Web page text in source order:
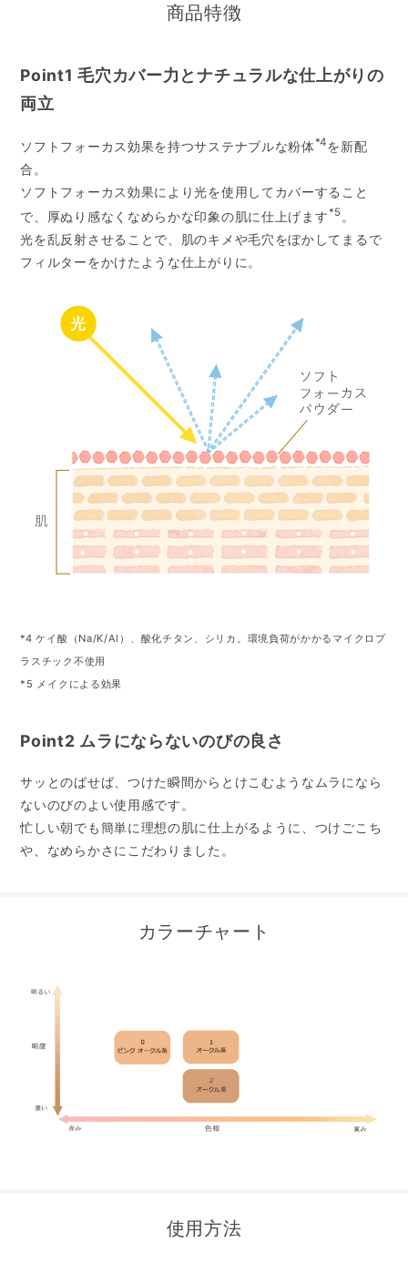
商品特徴
Point1 毛穴カバー力とナチュラルな仕上がりの
両立
ソフトフォーカス効果を持つサステナブルな粉体*4を新配
合。
ソフトフォーカス効果により光を使用してカバーすること
で、厚ぬり感なくなめらかな印象の肌に仕上げます *5 。
光を乱反射させることで、肌のキメや毛穴をぼかしてまるで
フィルターをかけたような仕上がりに。
*4 ケイ酸（Na/K/Al）、酸化チタン、シリカ。環境負荷がかかるマイクロプ
ラスチック不使用
*5 メイクによる効果
Point2 ムラにならないのびの良さ
サッとのばせば、つけた瞬間からとけこむようなムラになら
ないのびのよい使用感です。
忙しい朝でも簡単に理想の肌に仕上がるように、つけごこち
や、なめらかさにこだわりました。
カラーチャート
使用方法